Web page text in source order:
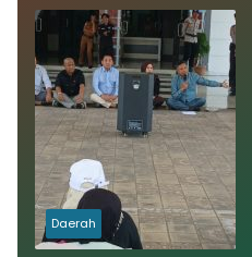
Daerah